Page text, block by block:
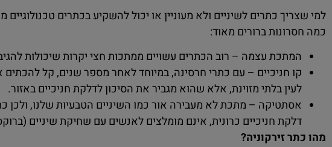
למי שצריך כתרים לשיניים ולא מעוניין או יכול להשקיע בכתרים
כמה חסרונות ברורים מאוד:
המתכת עצמה – רוב הכתרים עשויים ממתכות חצי יקרות שיכולות
קו חניכיים – עם כתרי חרסינה, במיוחד לאחר מספר שנים, קל
לעין בלתי מזוינת, אלא שהוא מגביר את הסיכון לדלקת חניכיים באזור.
אסתטיקה – מתכת לא מעבירה אור כמו השיניים הטבעיות שלנו,
דלקת חניכיים כרונית, אינם מומלצים לאנשים עם שחיקת שיניים
מהו כתר זירקוניה?